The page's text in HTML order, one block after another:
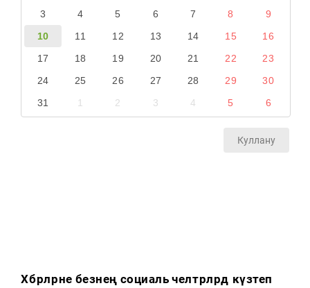
3
4 5 6 7 8
9
10
11 12 13 14 15
16
17
18 19 20 21 22
23
24
25 26 27 28 29
30
31
1 2 3 4 5 6
Куллану
Хәбәрләрне безнең социаль челтәрләрдә күзәтеп